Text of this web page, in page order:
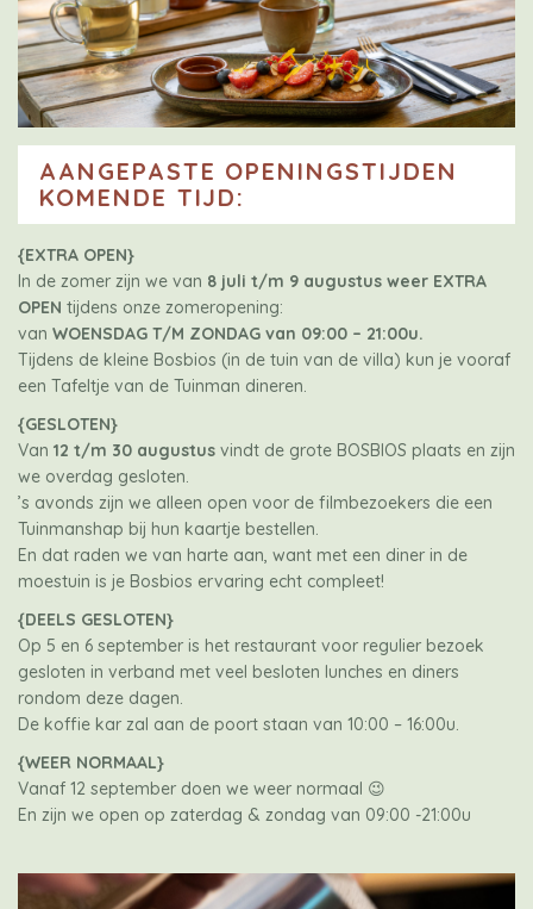
AANGEPASTE OPENINGSTIJDEN
KOMENDE TIJD:
{EXTRA OPEN}
In de zomer zijn we van 8 juli t/m 9 augustus weer EXTRA
OPEN tijdens onze zomeropening:
van WOENSDAG T/M ZONDAG van 09:00 – 21:00u.
Tijdens de kleine Bosbios (in de tuin van de villa) kun je vooraf
een Tafeltje van de Tuinman dineren.
{GESLOTEN}
Van 12 t/m 30 augustus vindt de grote BOSBIOS plaats en zijn
we overdag gesloten.
’s avonds zijn we alleen open voor de filmbezoekers die een
Tuinmanshap bij hun kaartje bestellen.
En dat raden we van harte aan, want met een diner in de
moestuin is je Bosbios ervaring echt compleet!
{DEELS GESLOTEN}
Op 5 en 6 september is het restaurant voor regulier bezoek
gesloten in verband met veel besloten lunches en diners
rondom deze dagen.
De koffie kar zal aan de poort staan van 10:00 – 16:00u.
{WEER NORMAAL}
Vanaf 12 september doen we weer normaal 😉
En zijn we open op zaterdag & zondag van 09:00 -21:00u